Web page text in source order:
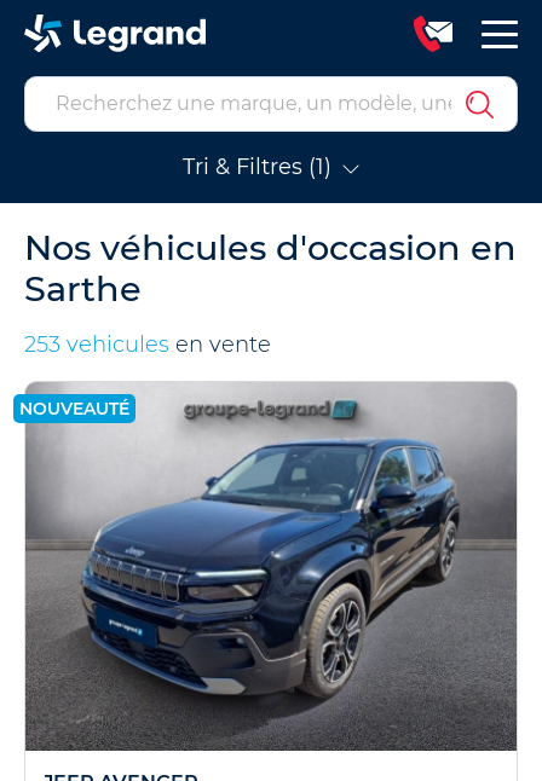
Tri & Filtres (1)
Nos véhicules d'occasion en
Sarthe
253 vehicules en vente
NOUVEAUTÉ